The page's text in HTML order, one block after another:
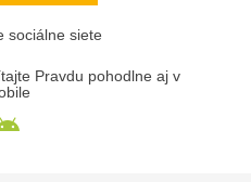
sociálne siete
Pravdu pohodlne aj v